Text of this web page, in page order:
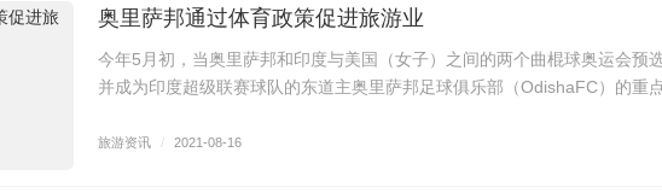
奥里萨邦通过体育政策促进旅游业
今年5月初，当奥里萨邦和印度与美国（女子）之间的两个曲棍球奥运会预
并成为印度超级联赛球队的东道主奥里萨邦足球俱乐部（OdishaFC）的重
旅游资讯 / 2021-08-16